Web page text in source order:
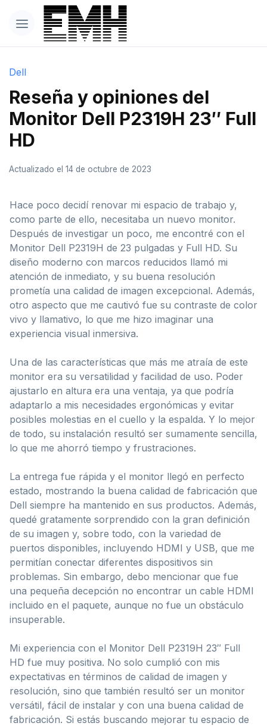
Dell
Reseña y opiniones del
Monitor Dell P2319H 23″ Full
HD
Actualizado el 14 de octubre de 2023
Hace poco decidí renovar mi espacio de trabajo y,
como parte de ello, necesitaba un nuevo monitor.
Después de investigar un poco, me encontré con el
Monitor Dell P2319H de 23 pulgadas y Full HD. Su
diseño moderno con marcos reducidos llamó mi
atención de inmediato, y su buena resolución
prometía una calidad de imagen excepcional. Además,
otro aspecto que me cautivó fue su contraste de color
vivo y llamativo, lo que me hizo imaginar una
experiencia visual inmersiva.
Una de las características que más me atraía de este
monitor era su versatilidad y facilidad de uso. Poder
ajustarlo en altura era una ventaja, ya que podría
adaptarlo a mis necesidades ergonómicas y evitar
posibles molestias en el cuello y la espalda. Y lo mejor
de todo, su instalación resultó ser sumamente sencilla,
lo que me ahorró tiempo y frustraciones.
La entrega fue rápida y el monitor llegó en perfecto
estado, mostrando la buena calidad de fabricación que
Dell siempre ha mantenido en sus productos. Además,
quedé gratamente sorprendido con la gran definición
de su imagen y, sobre todo, con la variedad de
puertos disponibles, incluyendo HDMI y USB, que me
permitían conectar diferentes dispositivos sin
problemas. Sin embargo, debo mencionar que fue
una pequeña decepción no encontrar un cable HDMI
incluido en el paquete, aunque no fue un obstáculo
insuperable.
Mi experiencia con el Monitor Dell P2319H 23″ Full
HD fue muy positiva. No solo cumplió con mis
expectativas en términos de calidad de imagen y
resolución, sino que también resultó ser un monitor
versátil, fácil de instalar y con una buena calidad de
fabricación. Si estás buscando mejorar tu espacio de